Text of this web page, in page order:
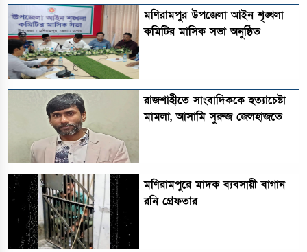
মণিরামপুর উপজেলা আইন শৃঙ্খলা
কমিটির মাসিক সভা অনুষ্ঠিত‎‎
রাজশাহীতে সাংবাদিককে হত্যাচেষ্টা
মামলা, আসামি সুরুজ জেলহাজতে
মণিরামপুরে মাদক ব্যবসায়ী বাগান
রনি গ্রেফতার